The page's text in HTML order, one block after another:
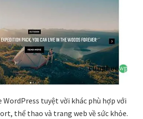
tuyệt vời khác phù hợp với
thể thao và trang web về sức khỏe.